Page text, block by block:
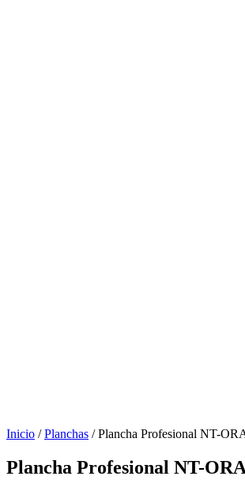
Inicio /Planchas / Plancha Profesional NT-
Plancha Profesional NT-